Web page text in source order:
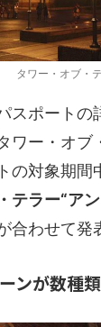
タワー・オブ・
スポートの
ワー・オブ
の対象期間
テラー“ア
合わせて発
ンが数種類